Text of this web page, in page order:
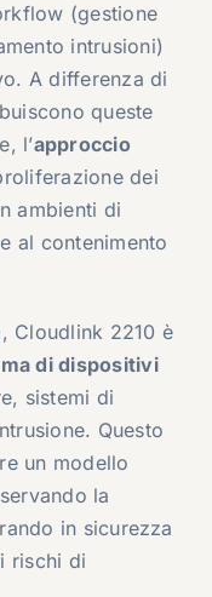
(gestione
intrusioni)
A differenza di
queste
l’approccio
dei
ambienti di
al contenimento
Cloudlink 2210 è
di dispositivi
sistemi di
Questo
un modello
la
in sicurezza
rischi di